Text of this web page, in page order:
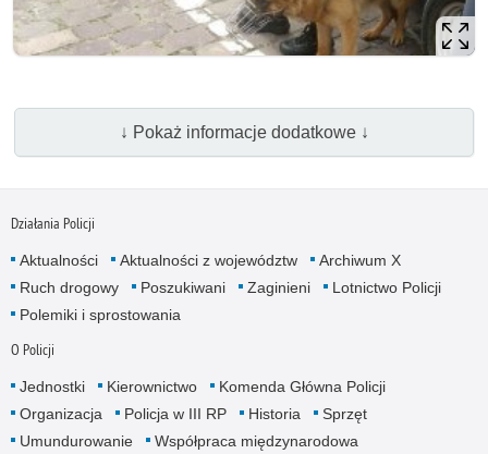
↓ Pokaż informacje dodatkowe ↓
Działania Policji
Aktualności Aktualności z województw
Archiwum X
Ruch drogowy
Poszukiwani Zaginieni
Lotnictwo Policji
Polemiki i sprostowania
O Policji
Jednostki Kierownictwo
Komenda Główna Policji
Organizacja
Policja w III RP Historia
Sprzęt
Umundurowanie
Współpraca międzynarodowa